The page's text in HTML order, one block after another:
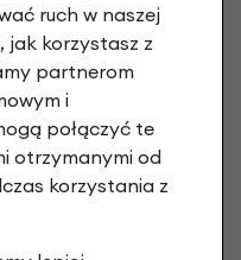
roweru. Po
jest pełna regulacja
dokręcenia
ustawienie położenia
klucze do pedałów i
w specjalnie
karton o
ruch w naszej
jak korzystasz z
partnerom
i
połączyć te
otrzymanymi od
korzystania z